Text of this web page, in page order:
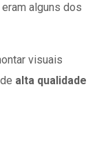
alguns dos
visuais
alta qualidade